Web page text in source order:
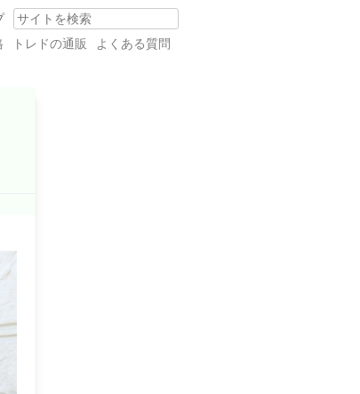
Search
トレドの通販 よくある質問